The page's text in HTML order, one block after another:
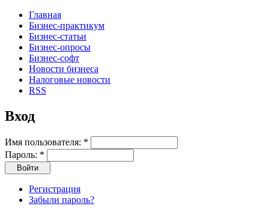
Главная
Бизнес-практикум
Бизнес-статьи
Бизнес-опросы
Бизнес-софт
Новости бизнеса
Налоговые новости
RSS
Вход
Имя пользователя: *
Пароль: *
Регистрация
Забыли пароль?